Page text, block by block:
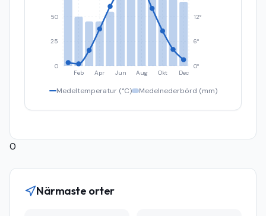
Feb Apr Jun Aug Okt Dec
0
25
50
0°
6°
12°
Medeltemperatur (°C) Medelnederbörd (mm)
0
Närmaste orter